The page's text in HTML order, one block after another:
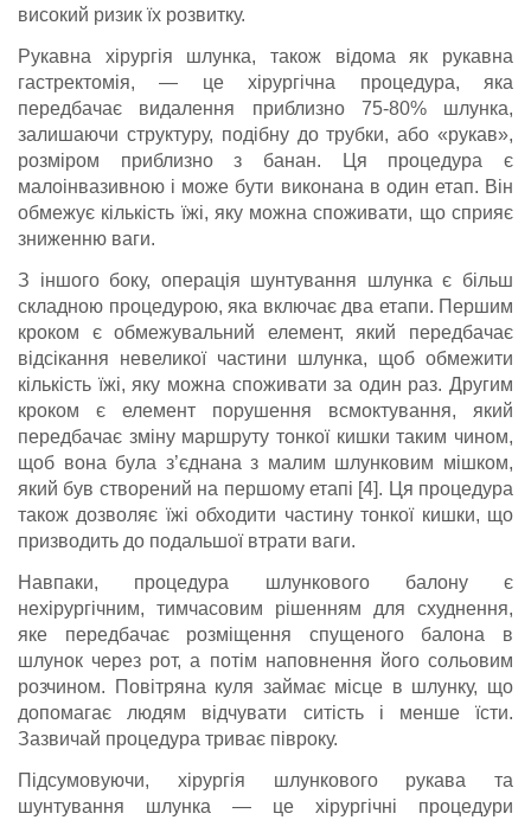
високий ризик їх розвитку.
Рукавна хірургія шлунка, також відома як рукавна
гастректомія, — це хірургічна процедура, яка
передбачає видалення приблизно 75-80% шлунка,
залишаючи структуру, подібну до трубки, або «рукав»,
розміром приблизно з банан. Ця процедура є
малоінвазивною і може бути виконана в один етап. Він
обмежує кількість їжі, яку можна споживати, що сприяє
зниженню ваги.
З іншого боку, операція шунтування шлунка є більш
складною процедурою, яка включає два етапи. Першим
кроком є обмежувальний елемент, який передбачає
відсікання невеликої частини шлунка, щоб обмежити
кількість їжі, яку можна споживати за один раз. Другим
кроком є елемент порушення всмоктування, який
передбачає зміну маршруту тонкої кишки таким чином,
щоб вона була з’єднана з малим шлунковим мішком,
який був створений на першому етапі [4]. Ця процедура
також дозволяє їжі обходити частину тонкої кишки, що
призводить до подальшої втрати ваги.
Навпаки, процедура шлункового балону є
нехірургічним, тимчасовим рішенням для схуднення,
яке передбачає розміщення спущеного балона в
шлунок через рот, а потім наповнення його сольовим
розчином. Повітряна куля займає місце в шлунку, що
допомагає людям відчувати ситість і менше їсти.
Зазвичай процедура триває півроку.
Підсумовуючи, хірургія шлункового рукава та
шунтування шлунка — це хірургічні процедури